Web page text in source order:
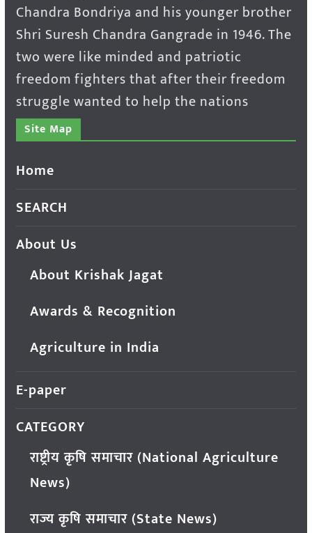
Chandra Bondriya and his younger brother
Shri Suresh Chandra Gangrade in 1946. The
two were like minded and patriotic
freedom fighters that after their freedom
struggle wanted to help the nations
Site Map
Home
SEARCH
About Us
About Krishak Jagat
Awards & Recognition
Agriculture in India
E-paper
CATEGORY
राष्ट्रीय कृषि समाचार (National Agriculture
News)
राज्य कृषि समाचार (State News)